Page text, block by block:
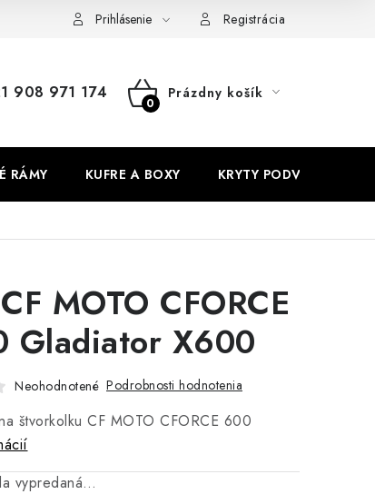
Prihlásenie Registrácia
908 971 174
NÁKUPNÝ
Prázdny košík
RÁMY KUFRE A BOXY KRYTY PODVOZKU
MOTO CFORCE
Gladiator X600
Neohodnotené Podrobnosti hodnotenia
štvorkolku CF MOTO CFORCE 600
vypredaná…